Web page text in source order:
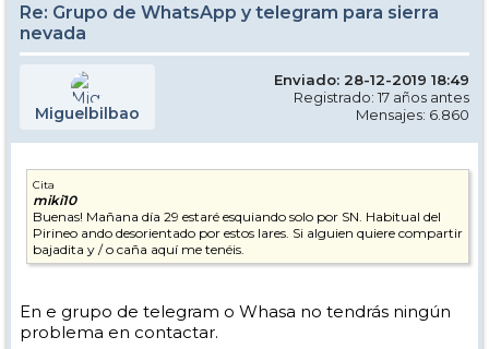
Re: Grupo de WhatsApp y telegram para sierra
nevada
Miguelbilbao
Enviado: 28-12-2019 18:49
Registrado: 17 años antes
Mensajes: 6.860
Cita
miki10
Buenas! Mañana día 29 estaré esquiando solo por SN. Habitual del
Pirineo ando desorientado por estos lares. Si alguien quiere compartir
bajadita y / o caña aquí me tenéis.
En e grupo de telegram o Whasa no tendrás ningún
problema en contactar.